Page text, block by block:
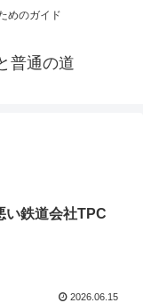
めのガイド
普通の道
い鉄道会社TPC
2026.06.15